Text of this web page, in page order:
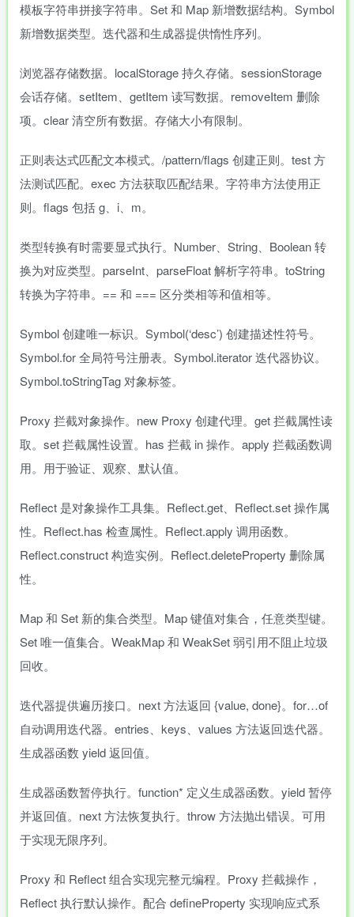
模板字符串拼接字符串。Set 和 Map 新增数据结构。Symbol
新增数据类型。迭代器和生成器提供惰性序列。
浏览器存储数据。localStorage 持久存储。sessionStorage
会话存储。setItem、getItem 读写数据。removeItem 删除
项。clear 清空所有数据。存储大小有限制。
正则表达式匹配文本模式。/pattern/flags 创建正则。test 方
法测试匹配。exec 方法获取匹配结果。字符串方法使用正
则。flags 包括 g、i、m。
类型转换有时需要显式执行。Number、String、Boolean 转
换为对应类型。parseInt、parseFloat 解析字符串。toString
转换为字符串。== 和 === 区分类相等和值相等。
Symbol 创建唯一标识。Symbol(‘desc’) 创建描述性符号。
Symbol.for 全局符号注册表。Symbol.iterator 迭代器协议。
Symbol.toStringTag 对象标签。
Proxy 拦截对象操作。new Proxy 创建代理。get 拦截属性读
取。set 拦截属性设置。has 拦截 in 操作。apply 拦截函数调
用。用于验证、观察、默认值。
Reflect 是对象操作工具集。Reflect.get、Reflect.set 操作属
性。Reflect.has 检查属性。Reflect.apply 调用函数。
Reflect.construct 构造实例。Reflect.deleteProperty 删除属
性。
Map 和 Set 新的集合类型。Map 键值对集合，任意类型键。
Set 唯一值集合。WeakMap 和 WeakSet 弱引用不阻止垃圾
回收。
迭代器提供遍历接口。next 方法返回 {value, done}。for…of
自动调用迭代器。entries、keys、values 方法返回迭代器。
生成器函数 yield 返回值。
生成器函数暂停执行。function* 定义生成器函数。yield 暂停
并返回值。next 方法恢复执行。throw 方法抛出错误。可用
于实现无限序列。
Proxy 和 Reflect 组合实现完整元编程。Proxy 拦截操作，
Reflect 执行默认操作。配合 defineProperty 实现响应式系